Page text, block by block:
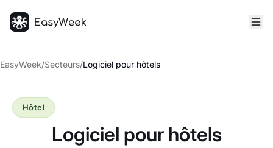
EasyWeek/Secteurs/Logiciel pour hôtels
Logiciel pour hôtels
Hôtel